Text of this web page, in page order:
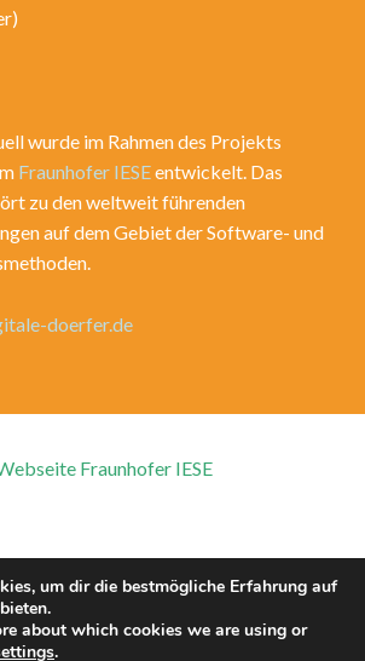
wurde im Rahmen des Projekts
Fraunhofer IESEentwickelt. Das
zu den weltweit führenden
auf dem Gebiet der Software- und
doerfer.de
um dir die bestmögliche Erfahrung auf
about which cookies we are using or
.